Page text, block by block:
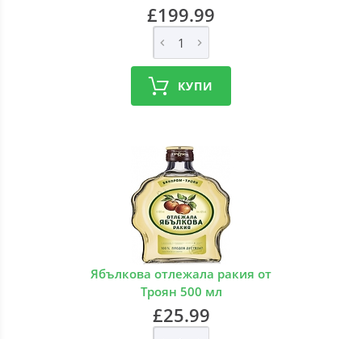
£199.99
КУПИ
Ябълкова отлежала ракия от
Троян 500 мл
£25.99